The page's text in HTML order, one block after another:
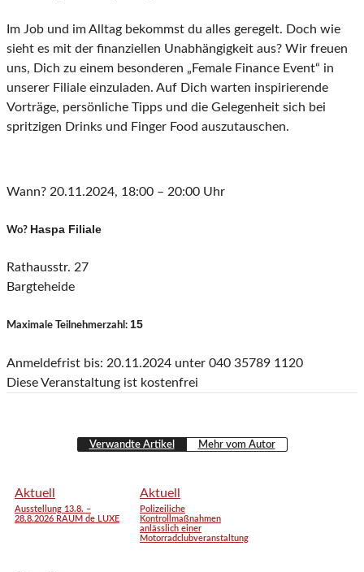
Im Job und im Alltag bekommst du alles geregelt. Doch wie
sieht es mit der finanziellen Unabhängigkeit aus? Wir freuen
uns, Dich zu einem besonderen „Female Finance Event“ in
unserer Filiale einzuladen. Auf Dich warten inspirierende
Vorträge, persönliche Tipps und die Gelegenheit sich bei
spritzigen Drinks und Finger Food auszutauschen.
Wann? 20.11.2024, 18:00 – 20:00 Uhr
Wo? Haspa Filiale
Rathausstr. 27
Bargteheide
Maximale Teilnehmerzahl: 15
Anmeldefrist bis: 20.11.2024 unter 040 35789 1120
Diese Veranstaltung ist kostenfrei
Verwandte Artikel Mehr vom Autor
Aktuell
Ausstellung 13.8. –
28.8.2026 RAUM de LUXE
Aktuell
Polizeiliche
Kontrollmaßnahmen
anlässlich einer
Motorradclubveranstaltung